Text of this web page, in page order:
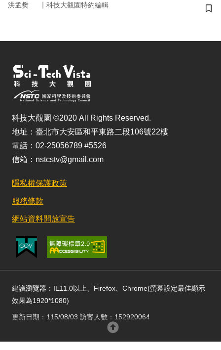
洪孟樊 ｜ 科技大觀園特約編輯
儲
科技大觀園 ©2020 All Rights Reserved.
地址：臺北市大安區和平東路二段106號22樓
電話：02-25056789 #5526
信箱：nstcstv@gmail.com
隱私權保護政策
服務條款
網站資料開放宣告
建議瀏覽器：IE11.0以上、Firefox、Chrome(螢幕設定最佳顯示
效果為1920*1080)
更新日期：115/08/03 訪客人數：152920064
回頂部